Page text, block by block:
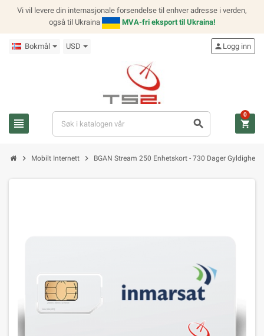
Vi vil levere din internasjonale forsendelse til enhver adresse i verden,
også til Ukraina
MVA-fri eksport til Ukraina!
Bokmål USD
view_headline search
person Logg inn
shopping_cart
0
chevron_right Mobilt Internett chevron_right BGAN Stream 250 Enhetskort - 730 Dager Gyldighet